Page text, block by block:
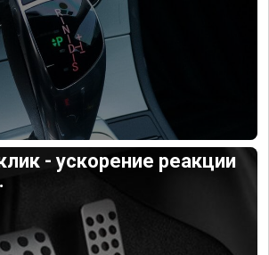
- ускорение реакции